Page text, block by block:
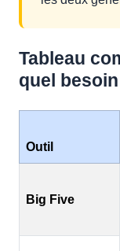
Tableau
quel
Outil
Big Five